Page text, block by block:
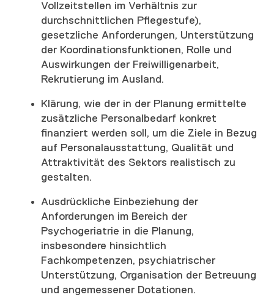
Vollzeitstellen im Verhältnis zur
durchschnittlichen Pflegestufe),
gesetzliche Anforderungen, Unterstützung
der Koordinationsfunktionen, Rolle und
Auswirkungen der Freiwilligenarbeit,
Rekrutierung im Ausland.
Klärung, wie der in der Planung ermittelte
zusätzliche Personalbedarf konkret
finanziert werden soll, um die Ziele in Bezug
auf Personalausstattung, Qualität und
Attraktivität des Sektors realistisch zu
gestalten.
Ausdrückliche Einbeziehung der
Anforderungen im Bereich der
Psychogeriatrie in die Planung,
insbesondere hinsichtlich
Fachkompetenzen, psychiatrischer
Unterstützung, Organisation der Betreuung
und angemessener Dotationen.